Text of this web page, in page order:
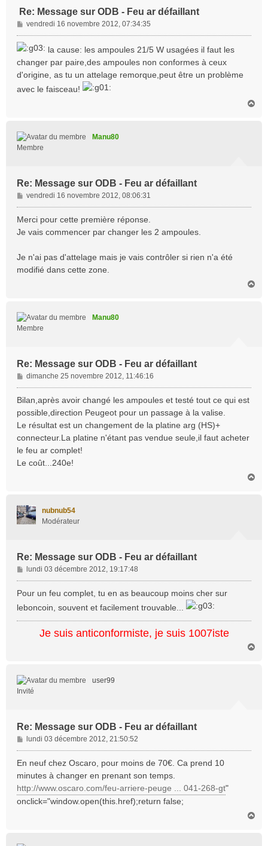
Re: Message sur ODB - Feu ar défaillant
M
e
s
a
g
e
vendredi 16 novembre 2012, 07:34:35
la cause: les ampoules 21/5 W usagées il faut les
changer par paire,des ampoules non conformes à ceux
d'origine, as tu un attelage remorque,peut être un problème
avec le faisceau!
Manu80
Membre
Re: Message sur ODB - Feu ar défaillant
M
e
s
e
vendredi 16 novembre 2012, 08:06:31
Merci pour cette première réponse.
Je vais commencer par changer les 2 ampoules.
Je n'ai pas d'attelage mais je vais contrôler si rien n'a été
modifié dans cette zone.
Manu80
Membre
Re: Message sur ODB - Feu ar défaillant
M
e
s
g
e
dimanche 25 novembre 2012, 11:46:16
Bilan,après avoir changé les ampoules et testé tout ce qui est
possible,direction Peugeot pour un passage à la valise.
Le résultat est un changement de la platine arg (HS)+
connecteur.La platine n'étant pas vendue seule,il faut acheter
le feu ar complet!
Le coût...240e!
nubnub54
Modérateur
Re: Message sur ODB - Feu ar défaillant
M
e
s
a
g
lundi 03 décembre 2012, 19:17:48
Pour un feu complet, tu en as beaucoup moins cher sur
leboncoin, souvent et facilement trouvable...
Je suis anticonformiste, je suis 1007iste
user99
Invité
Re: Message sur ODB - Feu ar défaillant
M
e
s
s
g
e
lundi 03 décembre 2012, 21:50:52
En neuf chez Oscaro, pour moins de 70€. Ca prend 10
minutes à changer en prenant son temps.
http://www.oscaro.com/feu-arriere-peuge ... 041-268-gt"
onclick="window.open(this.href);return false;